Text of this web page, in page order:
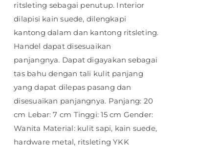
ritsleting sebagai penutup. Interior
dilapisi kain suede, dilengkapi
kantong dalam dan kantong ritsleting.
Handel dapat disesuaikan
panjangnya. Dapat digayakan sebagai
tas bahu dengan tali kulit panjang
yang dapat dilepas pasang dan
disesuaikan panjangnya. Panjang: 20
cm Lebar: 7 cm Tinggi: 15 cm Gender:
Wanita Material: kulit sapi, kain suede,
hardware metal, ritsleting YKK